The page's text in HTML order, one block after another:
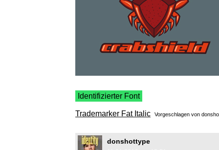
Identifizierter Font
Trademarker Fat Italic Vorgeschlagen von
donshottype